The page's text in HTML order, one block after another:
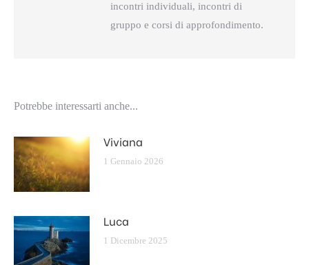
incontri individuali, incontri di
gruppo e corsi di approfondimento.
Potrebbe interessarti anche...
Viviana
1 Gennaio 2026
Luca
1 Dicembre 2025